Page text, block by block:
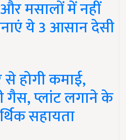
मसालों में नहीं
ये 3 आसान देसी
होगी कमाई,
गैस, प्लांट लगाने के
सहायता